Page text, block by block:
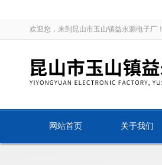
欢迎您，来到昆山市玉山镇益永源电子厂！
网站首页 关于我们